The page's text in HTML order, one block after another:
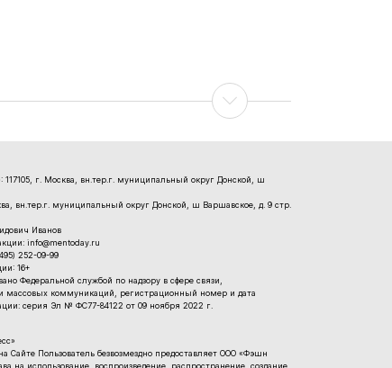
г. Москва, вн.тер.г. муниципальный округ Донской, ш
вн.тер.г. муниципальный округ Донской, ш Варшавское, д. 9 стр.
Иванов
info@mentoday.ru
252-09-99
16+
Федеральной службой по надзору в сфере связи,
массовых коммуникаций, регистрационный номер и дата
серия Эл № ФС77-84122 от 09 ноября 2022 г.
Сайте Пользователь безвозмездно предоставляет ООО «Фэшн
на использование, воспроизведение, распространение, создание